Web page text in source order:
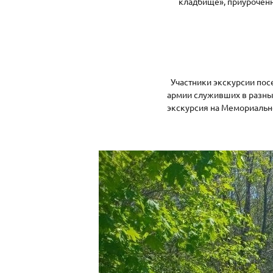
Участники экскурсии
армии служивших в
экскурсия на